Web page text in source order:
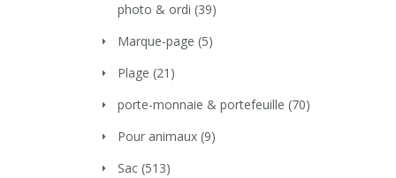
photo & ordi (39)
Marque-page (5)
Plage (21)
porte-monnaie & portefeuille (70)
Pour animaux (9)
Sac (513)